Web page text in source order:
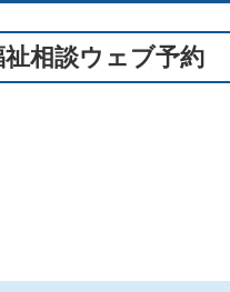
相談ウェブ予約